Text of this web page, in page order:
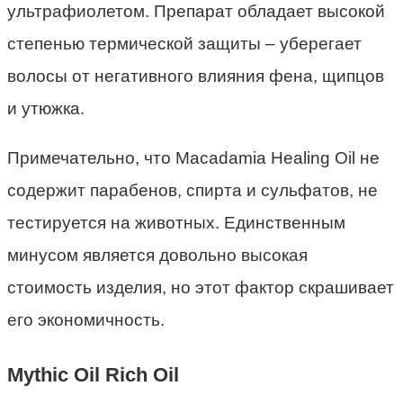
ультрафиолетом. Препарат обладает высокой
степенью термической защиты – уберегает
волосы от негативного влияния фена, щипцов
и утюжка.
Примечательно, что Macadamia Healing Oil не
содержит парабенов, спирта и сульфатов, не
тестируется на животных. Единственным
минусом является довольно высокая
стоимость изделия, но этот фактор скрашивает
его экономичность.
Mythic Oil Rich Oil